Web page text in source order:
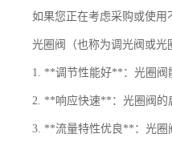
如果您正在考虑采购或使用
光圈阀（也称为调光阀或光
1. **调节性能好**：光圈阀
2. **响应快速**：光圈阀的
3. **流量特性优良**：光圈